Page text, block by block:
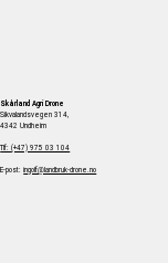
Skårland Agri Drone
Sikvalandsvegen 314,
4342 Undheim
Tlf:(+47) 975 03 104
E-post:ingolf@landbruk-drone.no